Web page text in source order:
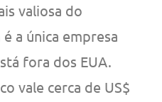
valiosa do
a única empresa
fora dos EUA.
vale cerca de US$